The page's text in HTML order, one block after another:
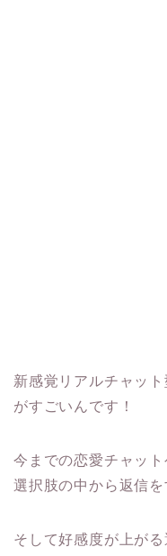
新感覚リアルチャッ
がすごいんです！
今までの恋愛チャッ
選択肢の中から返信を
そして好感度が上が